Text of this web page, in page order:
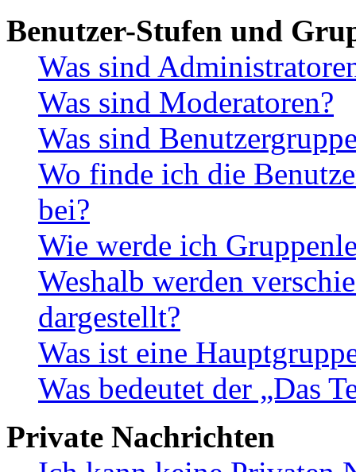
Benutzer-Stufen und
Was sind
Was sind Moderatoren?
Was sind
Wo finde ich die
bei?
Wie werde ich
Weshalb werden
dargestellt?
Was ist eine
Was bedeutet der „Das
Private Nachrichten